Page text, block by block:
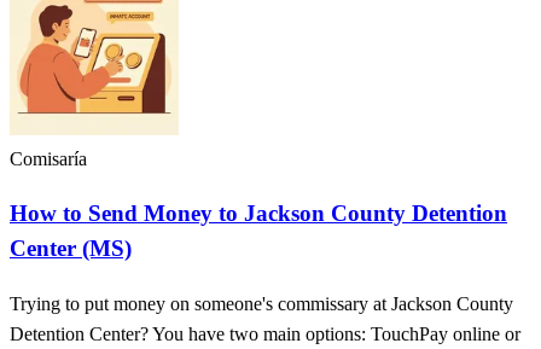
Comisaría
How to Send Money to Jackson County Detention
Center (MS)
Trying to put money on someone's commissary at Jackson County
Detention Center? You have two main options: TouchPay online or